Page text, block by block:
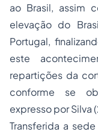
ao Brasil, assim
elevação do
Portugal,
este
repartições da
conforme se
expresso por Silva
Transferida a